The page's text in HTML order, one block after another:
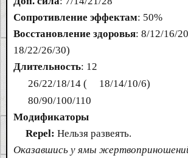
Сопротивление эффектам: 50%
Восстановление здоровья: 8/12/16/
18/22/26/30)
Длительность: 12
26/22/18/14 (
18/14/10/6)
80/90/100/110
Модификаторы
Repel: Нельзя развеять.
Оказавшись у ямы